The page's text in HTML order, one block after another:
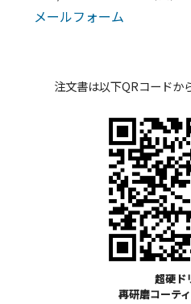
メールフォーム
注文書は以下QRコードか
超硬ド
再研磨コーテ